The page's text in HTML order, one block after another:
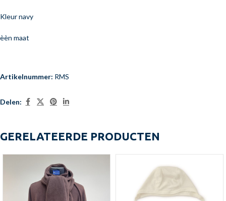
Kleur navy
èèn maat
Artikelnummer: RMS
Delen:
GERELATEERDE PRODUCTEN